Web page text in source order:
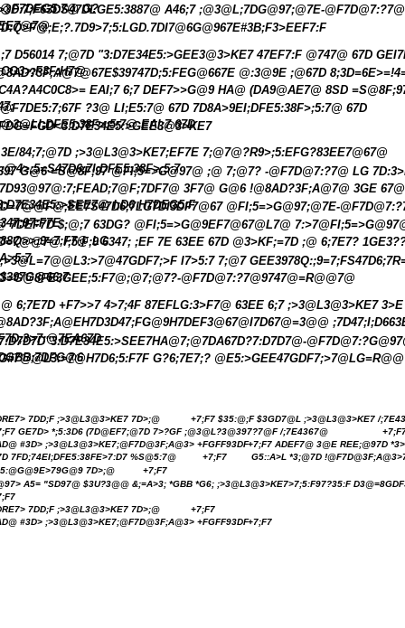
G?
A46;7 ;@3@L;7DG@97;@7E-
;7D56014 7;@7D "3:D7E34E5:>GEE3@3>KE7 47EF7:F @747@ 67D
CG3>;F3F;H7@
@:3@9E ;@67D
EAI;7 6;7 DEF7>>G@9 HA@ (DA9@AE7@ 8SD
?3@ LI;E5:7@ 67D 7D8A>9EI;DFE5:38F>;5:7@ 67D
EAI;7 67D
3E/84;7;@7D ;>3@L3@3>KE7;EF7E 7;@7@?R9>;5:EFG?83EE7@67@
;@4>;5=S47D6;7I;DFE5:38F>;5:7
G@6 =S@8F;97 @FI;5=>G@97@ ;@ 7;@7? -@F7D@7:?7@ LG
3F7@ G@6 !@8AD?3F;A@7@ 3GE 67@
I;D6 H7DEG5:F
D=7@@F@;EE7S47D6;7LG7DI3DF7@67 @FI;5=>G@97;@7E-
347;97:F7E
7DEF7D $;@;7 63DG? @FI;5=>G@9EF7@67@L7@
LG
/;5:F;9 6347; ;EF 7E 63EE 67D @3>KF;=7D ;@ 6;7E7?
;>3@L=7@@L3:>7@47GDF7;>F I7>5:7 7;@7
$397G@66;7
@F7D@7:?7@9747@=R@@7@
@ 6;7E7D +F7>>7 4>7;4F 87EFLG:3>F7@ 63EE 6;7 ;>3@L3@3>KE7
G?6;7E7;?
7DD;F ;>3@L3@3>KE7 7D>;@
+7;F7 $35:@;F $3GD7@L ;>3@L3@3>KE7 /
GE7D> *;5:3D6 (7D@EF7;@7D 7>?GF ;@3@L?3@397?7@F /;7E4367@
#3D> ;>3@L3@3>KE7;@F7D@3F;A@3> +FGFF93DF+7;F7 ADEF7@ 3@E REE;@97D
7FD;74EI;DFE5:38FE>7:D7 %S@5:7@
+7;F7
G5::A>L *3;@7D
7D>;@
+7;F7
A5= "SD97@ $3U?3@@ &;=A>3; *GBB *G6; ;>3@L3@3>KE7>7;5:F97?35:F
7DD;F ;>3@L3@3>KE7 7D>;@
+7;F7
#3D> ;>3@L3@3>KE7;@F7D@3F;A@3> +FGFF93DF+7;F7